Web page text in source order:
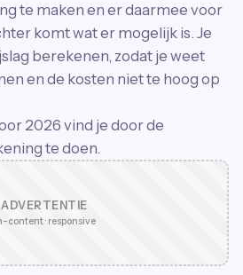
te maken en er daarmee voor
komt wat er mogelijk is. Je
berekenen, zodat je weet
en de kosten niet te hoog op
2026 vind je door de
te doen.
ADVERTENTIE
content · responsive